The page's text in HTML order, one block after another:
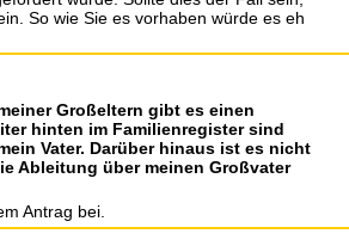
So wie Sie es vorhaben würde es eh
Großeltern gibt es einen
hinten im Familienregister sind
Vater. Darüber hinaus ist es nicht
Ableitung über meinen Großvater
Antrag bei.